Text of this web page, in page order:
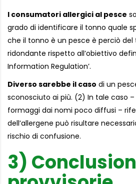
I consumatori allergici al pesce
grado di identificare il tonno quale
che il tonno è un pesce è perciò
ridondante rispetto all’obiettivo
Information Regulation’.
Diverso sarebbe il caso di un
sconosciuto ai più. (2) In tale caso
formaggi dai nomi poco diffusi –
dell’allergene può risultare
rischio di confusione.
3)